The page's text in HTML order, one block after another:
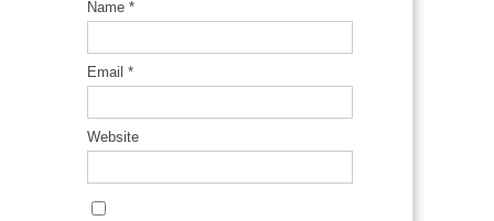
Name *
Email *
Website